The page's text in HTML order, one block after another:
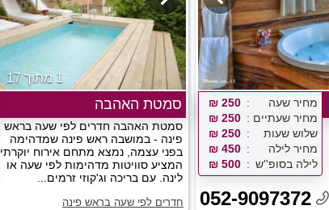
מחיר שעה
250 ₪
מחיר שעתיים
250 ₪
שלוש שעות
250 ₪
מחיר לילה
450 ₪
לילה בסופ''ש
500 ₪
052-9097372
1 מתוך 17
סמטת האהבה
סמטת האהבה חדרים לפי שעה בראש
פינה - במושבה ראש פינה שמדהימה
בפני עצמה, נמצא מתחם אירוח יוקרתי
המציע סוויטות מדהימות לפי שעה או
לינה. עם בריכה וג'קוזי זרמים...
חדרים לפי שעה בראש פינה